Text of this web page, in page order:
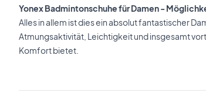
Yonex Badmintonschuhe für Damen -
Alles in allem ist dies ein absolut fantastischer
Atmungsaktivität, Leichtigkeit und insgesamt
Komfort bietet.